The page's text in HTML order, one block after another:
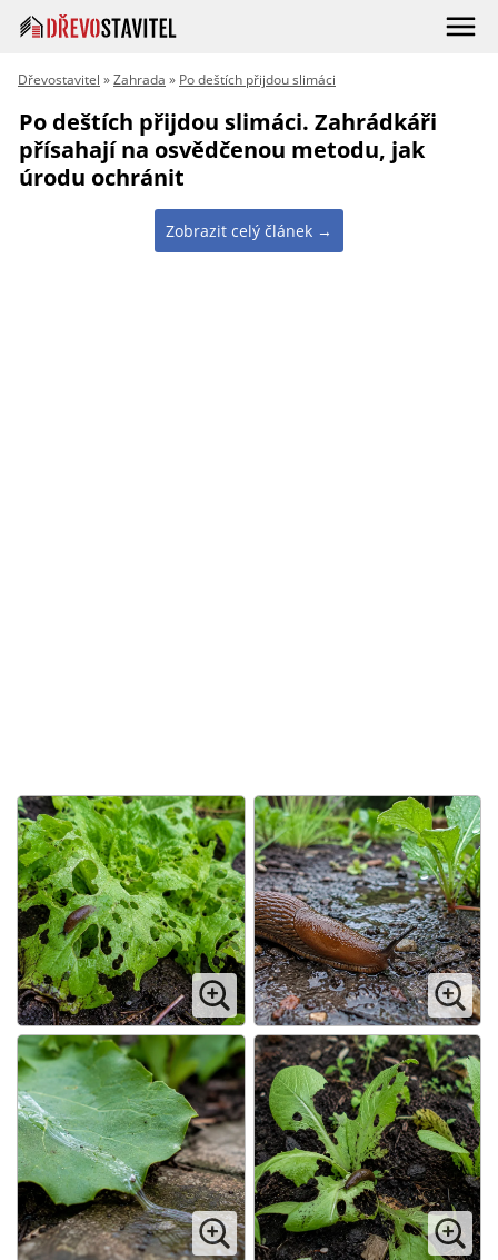
Dřevostavitel »Zahrada » Po deštích přijdou slimáci
Po deštích přijdou slimáci. Zahrádkáři
přísahají na osvědčenou metodu, jak
úrodu ochránit
Zobrazit celý článek →